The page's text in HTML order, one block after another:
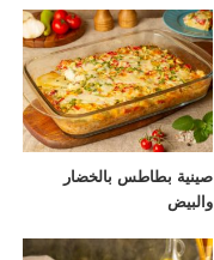
صينية بطاطس بالخضار
والبيض